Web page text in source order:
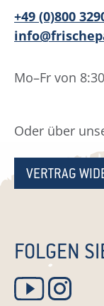
+49 (0)800
Mo–Fr von
Oder über
VERTRAG
FOLGEN